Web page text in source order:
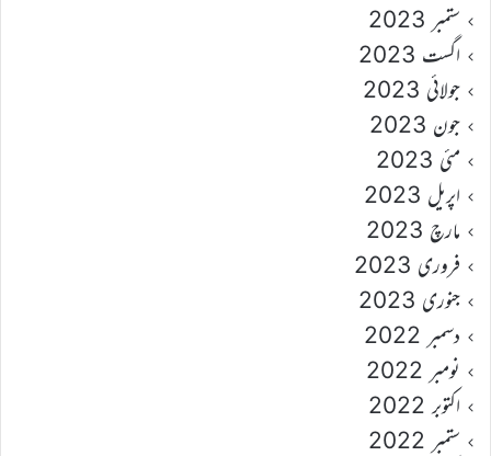
ستمبر 2023
اگست 2023
جولائی 2023
جون 2023
مئی 2023
اپریل 2023
مارچ 2023
فروری 2023
جنوری 2023
دسمبر 2022
نومبر 2022
اکتوبر 2022
ستمبر 2022